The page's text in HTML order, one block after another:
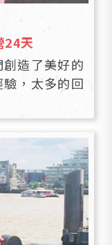
24天
造了美好的
，太多的回